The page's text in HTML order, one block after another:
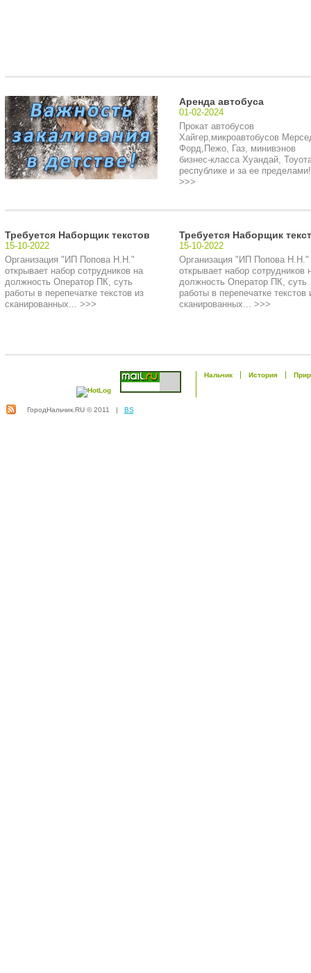
Аренда автобуса
01-02-2024
Прокат автобусов
Хайгер,микроавтобусов
Форд,Пежо, Газ, минивэнов
бизнес-класса Хуандай,
республике и за ее
>>>
Требуется Наборщик текстов
15-10-2022
Организация "ИП Попова Н.Н."
открывает набор сотрудников на
должность Оператор ПК, суть
работы в перепечатке текстов из
сканированных... >>>
Требуется Наборщик
15-10-2022
Организация "ИП Попова Н.Н."
открывает набор сотрудников
должность Оператор ПК, суть
работы в перепечатке текстов
сканированных... >>>
Нальчик История
ГородНальчик.RU © 2011 | BS